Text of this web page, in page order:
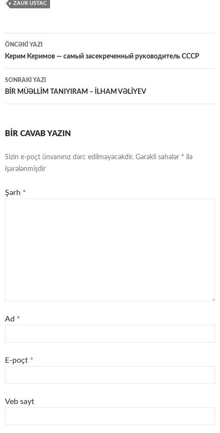
ZAUR USTAC
Yazılar
üzrə
naviqasiya
ÖNCƏKI YAZI
Керим Керимов — самый засекреченный руководитель СССР
SONRAKI YAZI
BİR MÜƏLLİM TANIYIRAM – İLHAM VƏLİYEV
BIR CAVAB YAZIN
Sizin e-poçt ünvanınız dərc edilməyəcəkdir. Gərəkli sahələr * ilə
işarələnmişdir
Şərh *
Ad *
E-poçt *
Veb sayt